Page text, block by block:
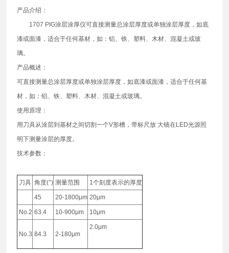
产品介绍：
1707 PIG涂层涂厚仪可直接测量总涂层厚度或单独涂层厚度，如底
漆或面漆，适合于任何基材，如：铝、铁、塑料、木材、混凝土或玻
璃。
产品概述：
可直接测量总涂层厚度或单独涂层厚度，如底漆或面漆，适合于任何基
材，如：铝、铁、塑料、木材、混凝土或玻璃。
使用原理：
用刀具从涂层到基材之间切割一个V形槽，带标尺放 大镜在LED光源照
明下测量涂层的厚度。
技术参数：
刀具 角度(°) 测量范围 1个刻度表示的厚度
45 20-1800μm 20μm
No.2 63.4 10-900μm 10μm
No.3 84.3 2-180μm
2.0μm